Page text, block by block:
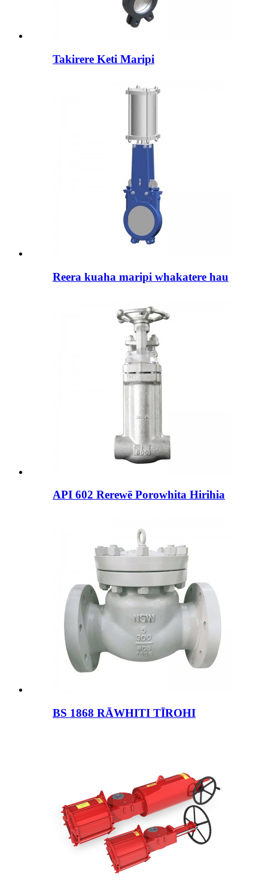
Takirere Keti Maripi
Reera kuaha maripi whakatere hau
API 602 Rerewē Porowhita Hirihia
BS 1868 RĀWHITI TĪROHI